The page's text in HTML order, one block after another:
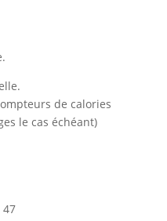
de calories
le cas échéant)
47